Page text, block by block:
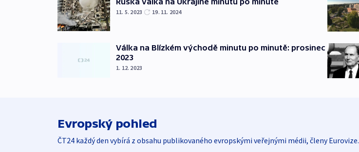
11. 5. 2023 19. 11. 2024
Válka na Blízkém východě minutu po minutě: prosinec
2023
1. 12. 2023
Evropský pohled
ČT24 každý den vybírá z obsahu publikovaného evropskými veřejnými médii, členy Eurovize.